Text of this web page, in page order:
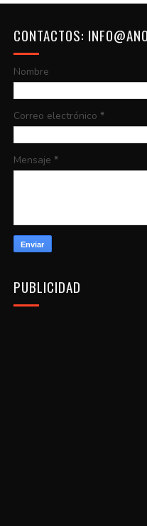
CONTACTOS:
Nombre
Correo electrónico *
Mensaje *
PUBLICIDAD